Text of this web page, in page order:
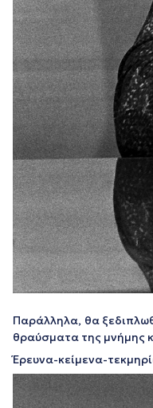
Παράλληλα, θα
θραύσματα της μνήμης
Έρευνα-κείμενα-